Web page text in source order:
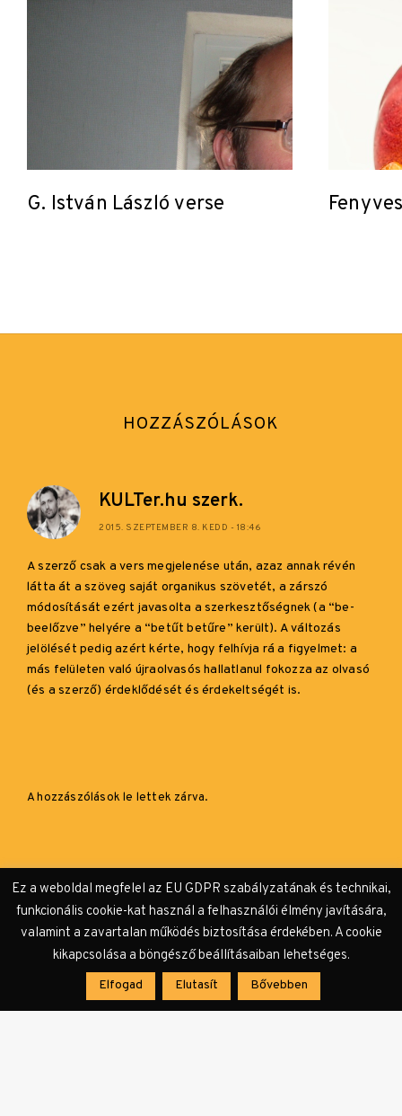
G. István László verse
HOZZÁSZÓLÁSOK
KULTer.hu szerk.
2015. SZEPTEMBER 8. KEDD - 18:46
A szerző csak a vers megjelenése után, azaz annak révén
látta át a szöveg saját organikus szövetét, a zárszó
módosítását ezért javasolta a szerkesztőségnek (a “be-
beelőzve” helyére a “betűt betűre” került). A változás
jelölését pedig azért kérte, hogy felhívja rá a figyelmet: a
más felületen való újraolvasós hallatlanul fokozza az olvasó
(és a szerző) érdeklődését és érdekeltségét is.
A hozzászólások le lettek zárva.
Ez a weboldal megfelel az EU GDPR szabályzatának és technikai,
funkcionális cookie-kat használ a felhasználói élmény javítására,
valamint a zavartalan működés biztosítása érdekében. A cookie
kikapcsolása a böngésző beállításaiban lehetséges.
Elfogad Elutasít Bővebben